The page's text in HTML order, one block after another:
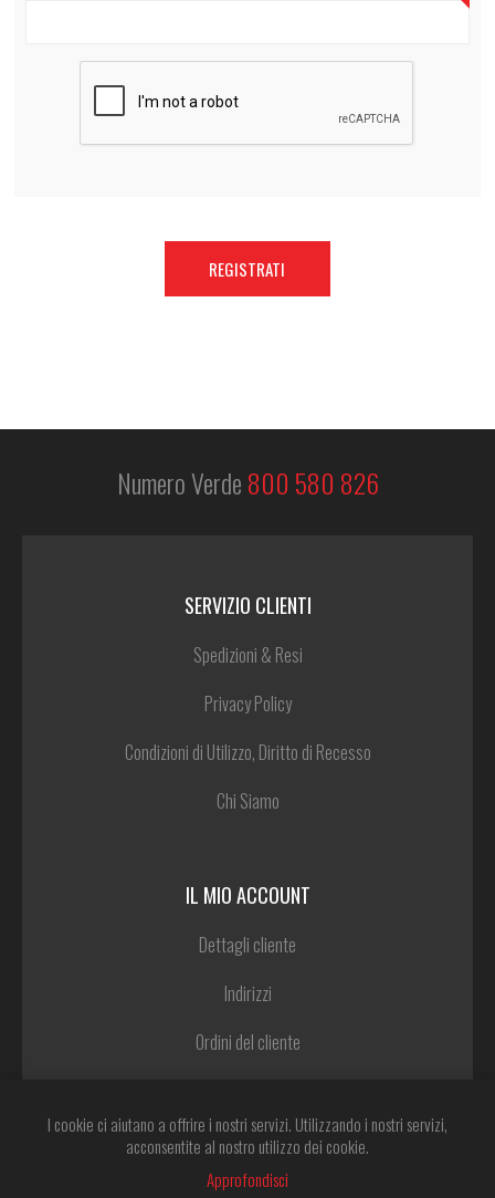
Numero Verde800 580 826
SERVIZIO CLIENTI
Spedizioni & Resi
Privacy Policy
Condizioni di Utilizzo, Diritto di Recesso
Chi Siamo
IL MIO ACCOUNT
Dettagli cliente
Indirizzi
Ordini del cliente
I cookie ci aiutano a offrire i nostri servizi. Utilizzando i nostri servizi,
acconsentite al nostro utilizzo dei cookie.
Approfondisci